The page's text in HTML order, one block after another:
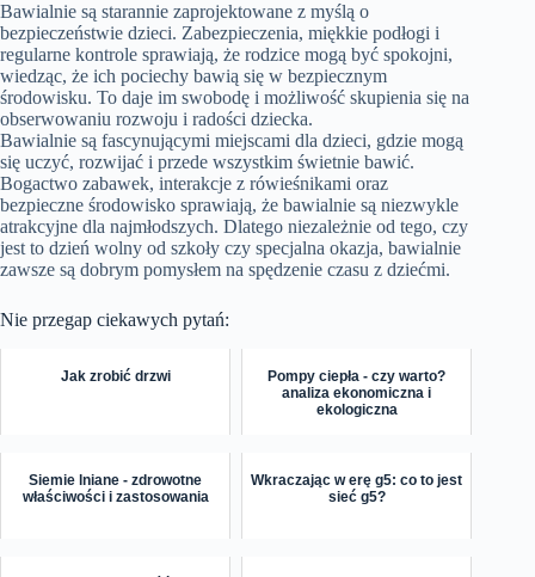
Bawialnie są starannie zaprojektowane z myślą o
bezpieczeństwie dzieci. Zabezpieczenia, miękkie podłogi i
regularne kontrole sprawiają, że rodzice mogą być spokojni,
wiedząc, że ich pociechy bawią się w bezpiecznym
środowisku. To daje im swobodę i możliwość skupienia się na
obserwowaniu rozwoju i radości dziecka.
Bawialnie są fascynującymi miejscami dla dzieci, gdzie mogą
się uczyć, rozwijać i przede wszystkim świetnie bawić.
Bogactwo zabawek, interakcje z rówieśnikami oraz
bezpieczne środowisko sprawiają, że bawialnie są niezwykle
atrakcyjne dla najmłodszych. Dlatego niezależnie od tego, czy
jest to dzień wolny od szkoły czy specjalna okazja, bawialnie
zawsze są dobrym pomysłem na spędzenie czasu z dziećmi.
Nie przegap ciekawych pytań:
Jak zrobić drzwi
Pompy ciepła - czy warto?
analiza ekonomiczna i
ekologiczna
Siemie lniane - zdrowotne
właściwości i zastosowania
Wkraczając w erę g5: co to jest
sieć g5?